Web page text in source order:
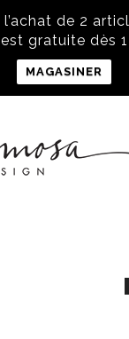
l’achat de 2
gratuite dès
MAGASINER